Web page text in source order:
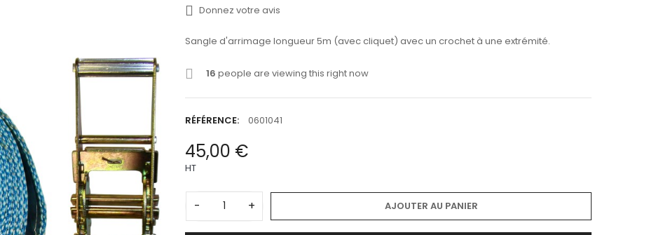
Donnez votre avis
Sangle d'arrimage longueur 5m (avec cliquet) avec un crochet à une extrémité.
16 people are viewing this right now
RÉFÉRENCE: 0601041
45,00 €
HT
- + AJOUTER AU PANIER